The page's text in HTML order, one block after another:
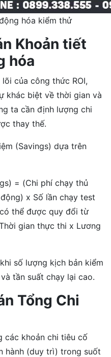
hóa kiểm thử
Khoản tiết
hóa
của công thức ROI,
khác biệt về thời gian và
ta cần định lượng chi
thay thế.
(Savings) dựa trên
= (Chi phí chạy thủ
x Số lần chạy test
thể được quy đổi từ
gian thực thi x Lương
số lượng kịch bản kiểm
tần suất chạy lại cao.
Tổng Chi
các khoản chi tiêu cố
hành (duy trì) trong suốt